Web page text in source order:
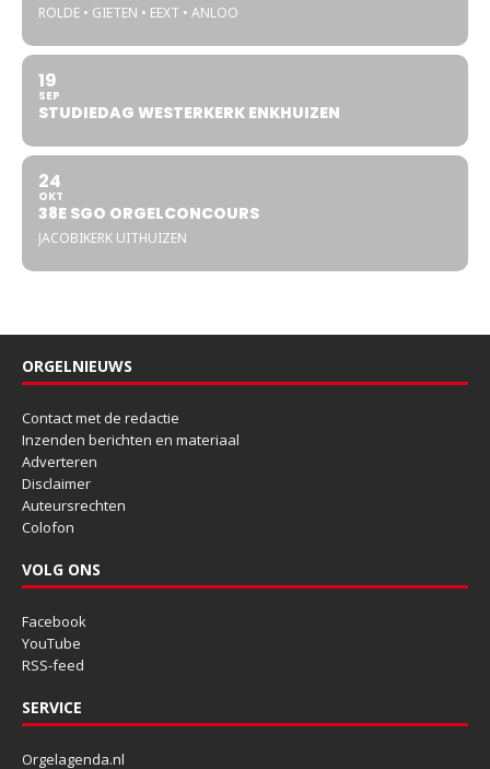
ROLDE • GIETEN • EEXT • ANLOO
19
SEP
STUDIEDAG WESTERKERK ENKHUIZEN
24
OKT
38E SGO ORGELCONCOURS
JACOBIKERK UITHUIZEN
ORGELNIEUWS
Contact met de redactie
Inzenden berichten en materiaal
Adverteren
Disclaimer
Auteursrechten
Colofon
VOLG ONS
Facebook
YouTube
RSS-feed
SERVICE
Orgelagenda.nl